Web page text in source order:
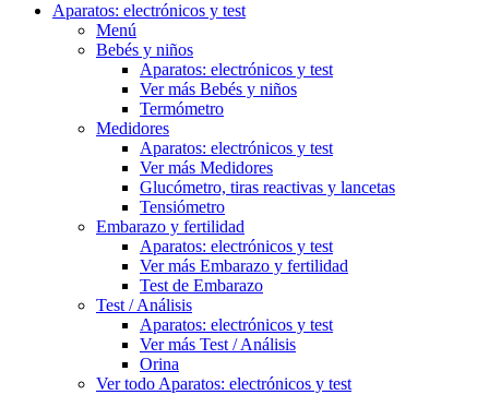
Aparatos: electrónicos y test
Menú
Bebés y niños
Aparatos: electrónicos y test
Ver más Bebés y niños
Termómetro
Medidores
Aparatos: electrónicos y test
Ver más Medidores
Glucómetro, tiras reactivas y lancetas
Tensiómetro
Embarazo y fertilidad
Aparatos: electrónicos y test
Ver más Embarazo y fertilidad
Test de Embarazo
Test / Análisis
Aparatos: electrónicos y test
Ver más Test / Análisis
Orina
Ver todo Aparatos: electrónicos y test